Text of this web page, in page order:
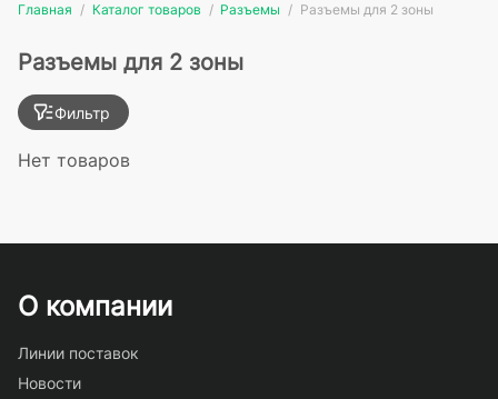
Главная Каталог товаров Разъемы Разъемы для 2 зоны
Разъемы для 2 зоны
Фильтр
Нет товаров
О компании
Линии поставок
Новости